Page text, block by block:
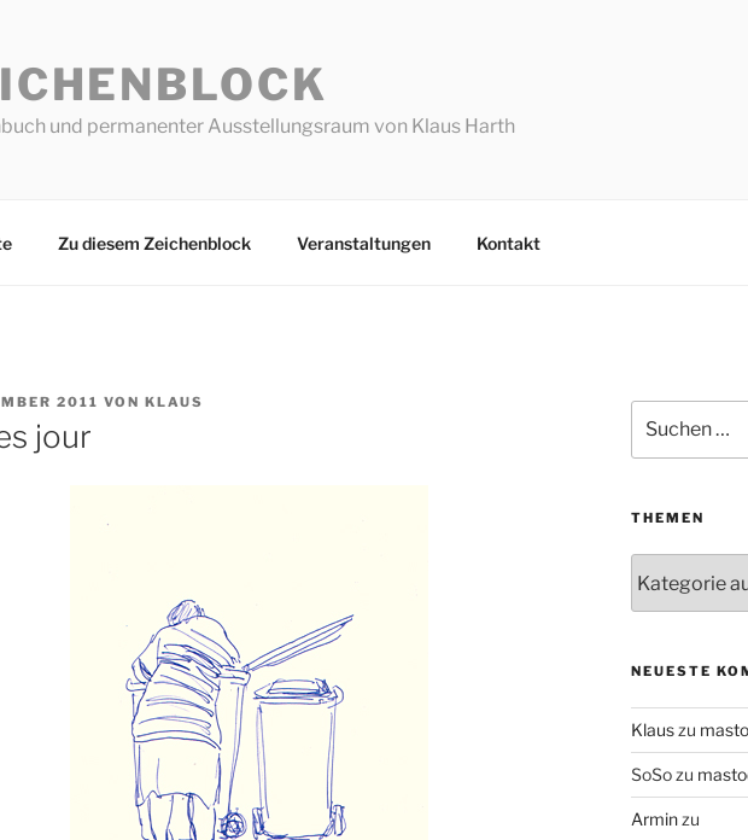
und permanenter Ausstellungsraum von Klaus Harth
Zu diesem Zeichenblock Veranstaltungen Kontakt
2011 VON KLAUS
jour
nach:
THEMEN
NEUESTE
Klauszu
SoSozu
Arminzu